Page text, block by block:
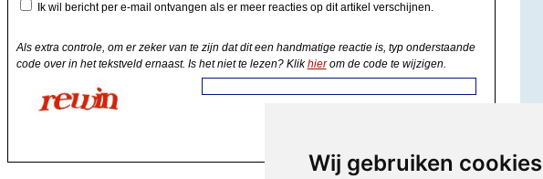
Wij gebruiken cookies
Ik wil bericht per e-mail ontvangen als er meer reacties op dit artikel verschijnen.
Als extra controle, om er zeker van te zijn dat dit een handmatige reactie is, typ onderstaande
code over in het tekstveld ernaast. Is het niet te lezen? Klikhierom de code te wijzigen.